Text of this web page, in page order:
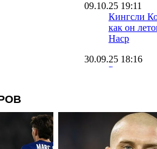
09.10.25 19:11
Кингсли
как он
Наср
30.09.25 18:16
Оболонь
вратаря